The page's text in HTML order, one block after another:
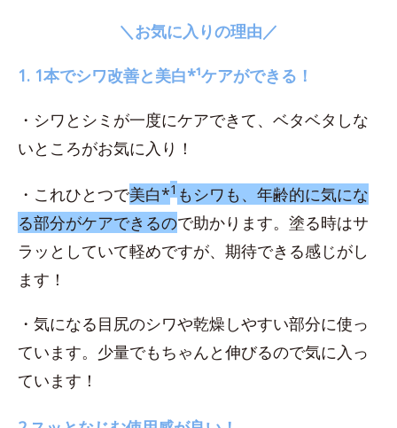
＼お気に入りの理由／
1. 1本でシワ改善と美白*¹ケアができる！
・シワとシミが一度にケアできて、ベタベタしな
いところがお気に入り！
・これひとつで美白*1 もシワも、年齢的に気にな
る部分がケアできるので助かります。塗る時はサ
ラッとしていて軽めですが、期待できる感じがし
ます！
・気になる目尻のシワや乾燥しやすい部分に使っ
ています。少量でもちゃんと伸びるので気に入っ
ています！